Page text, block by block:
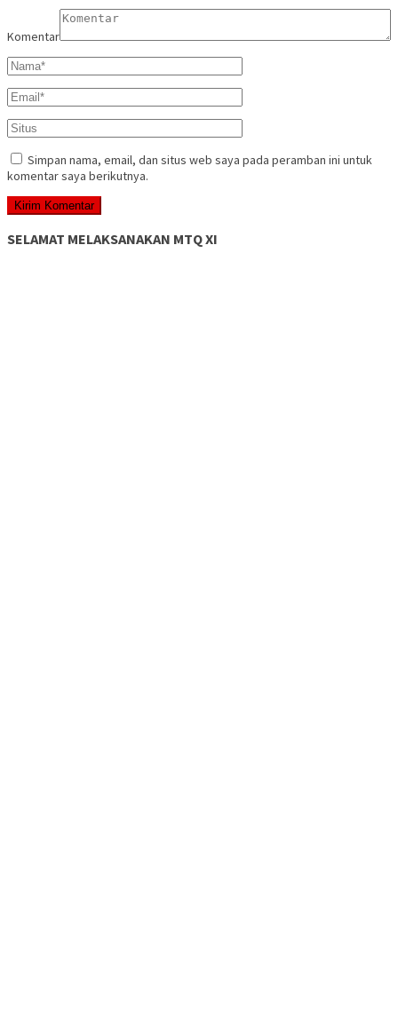
Komentar
Simpan nama, email, dan situs web saya pada peramban ini untuk
komentar saya berikutnya.
SELAMAT MELAKSANAKAN MTQ XI